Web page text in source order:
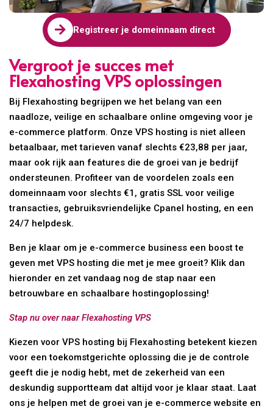
 Registreer je domeinnaam direct
Vergroot je succes met
Flexahosting VPS oplossingen
Bij Flexahosting begrijpen we het belang van een
naadloze, veilige en schaalbare online omgeving voor je
e-commerce platform. Onze VPS hosting is niet alleen
betaalbaar, met tarieven vanaf slechts €23,88 per jaar,
maar ook rijk aan features die de groei van je bedrijf
ondersteunen. Profiteer van de voordelen zoals een
domeinnaam voor slechts €1, gratis SSL voor veilige
transacties, gebruiksvriendelijke Cpanel hosting, en een
24/7 helpdesk.
Ben je klaar om je e-commerce business een boost te
geven met VPS hosting die met je mee groeit? Klik dan
hieronder en zet vandaag nog de stap naar een
betrouwbare en schaalbare hostingoplossing!
Stap nu over naar Flexahosting VPS
Kiezen voor VPS hosting bij Flexahosting betekent kiezen
voor een toekomstgerichte oplossing die je de controle
geeft die je nodig hebt, met de zekerheid van een
deskundig supportteam dat altijd voor je klaar staat. Laat
ons je helpen met de groei van je e-commerce website en